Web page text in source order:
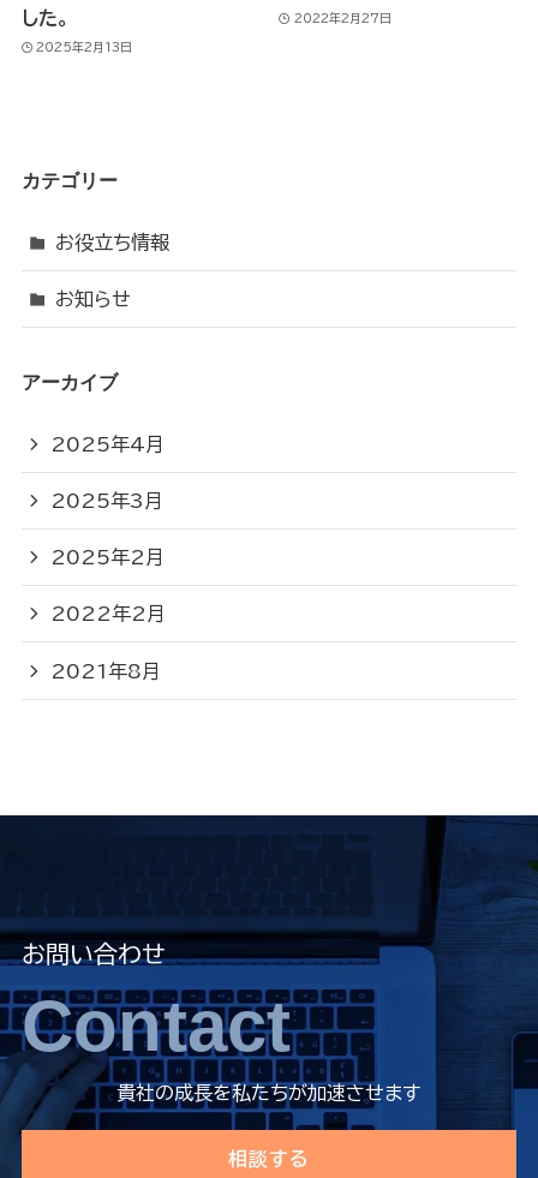
した。
2025年2月13日
2022年2月27日
カテゴリー
お役立ち情報
お知らせ
アーカイブ
2025年4月
2025年3月
2025年2月
2022年2月
2021年8月
お問い合わせ
Contact
貴社の成長を私たちが加速させます
相談する